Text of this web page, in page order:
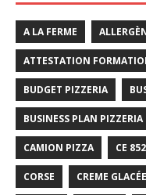
A LA FERME
ATTESTATION
BUDGET PIZZERIA
BUSINESS PLAN PIZZERIA
CAMION PIZZA CE
CORSE CREME GLACÉE